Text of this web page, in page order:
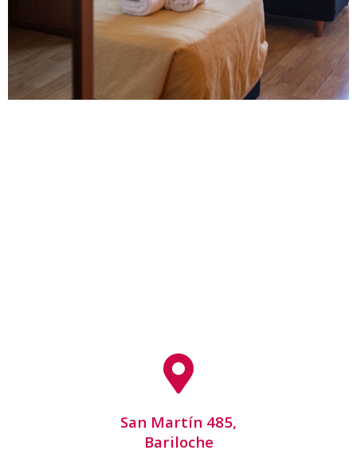
San Martín 485,
Bariloche